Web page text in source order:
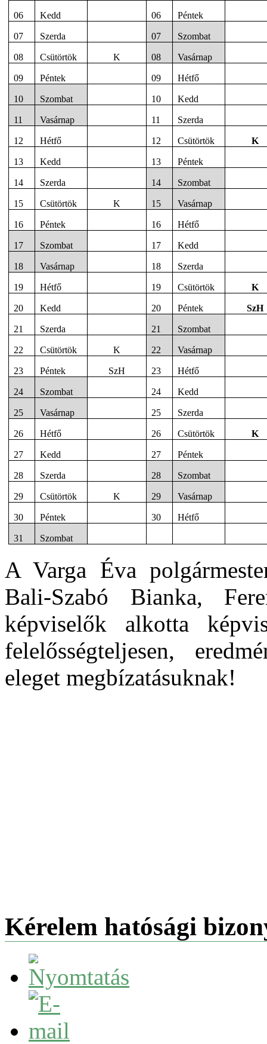
06 Kedd 06 Péntek
07 Szerda 07 Szombat
08 Csütörtök K 08 Vasárnap
09 Péntek 09 Hétfő
10 Szombat 10 Kedd
11 Vasárnap 11 Szerda
12 Hétfő 12 Csütörtök K
13 Kedd 13 Péntek
14 Szerda 14 Szombat
15 Csütörtök K 15 Vasárnap
16 Péntek 16 Hétfő
17 Szombat 17 Kedd
18 Vasárnap 18 Szerda
19 Hétfő 19 Csütörtök K
20 Kedd 20 Péntek SzH
21 Szerda 21 Szombat
22 Csütörtök K 22 Vasárnap
23 Péntek SzH 23 Hétfő
24 Szombat 24 Kedd
25 Vasárnap 25 Szerda
26 Hétfő 26 Csütörtök K
27 Kedd 27 Péntek
28 Szerda 28 Szombat
29 Csütörtök K 29 Vasárnap
30 Péntek 30 Hétfő
31 Szombat
A Varga Éva
Bali-Szabó Bianka,
képviselők alkotta
felelősségteljesen,
eleget megbízatásuknak!
Kérelem hatósági